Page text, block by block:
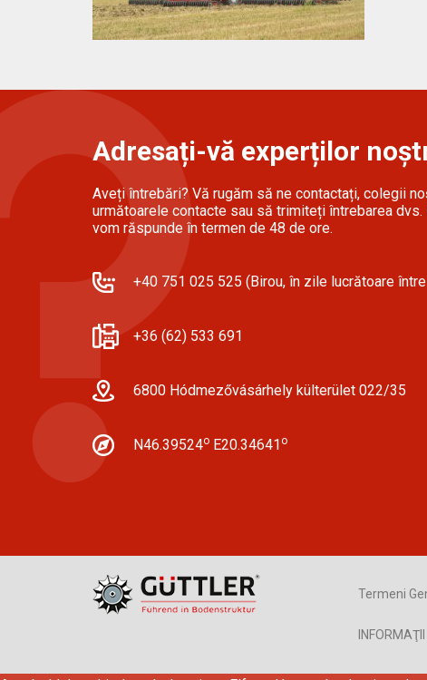
Adresați-vă experților
Aveți întrebări? Vă rugăm să ne contactați, colegii
următoarele contacte sau să trimiteți întrebarea
vom răspunde în termen de 48 de ore.
+40 751 025 525 (Birou, în zile lucrătoare
+36 (62) 533 691
6800 Hódmezővásárhely külterület 022/35
N46.39524o E20.34641 o
Termeni